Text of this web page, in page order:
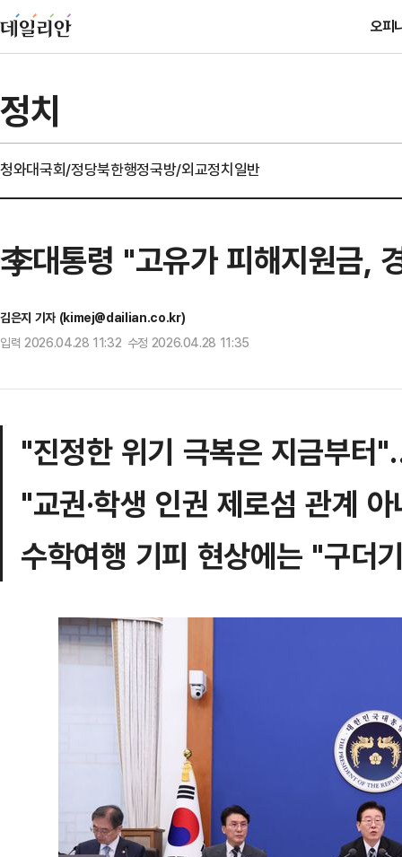
오피
정치
청와대국회/정당북한행정국방/외교정치일반
李대통령 "고유가 피해지원금,
김은지 기자 (kimej@dailian.co.kr)
입력 2026.04.28 11:32 수정 2026.04.28 11:35
"진정한 위기 극복은 지금부터
"교권·학생 인권 제로섬 관계
수학여행 기피 현상에는 "구더